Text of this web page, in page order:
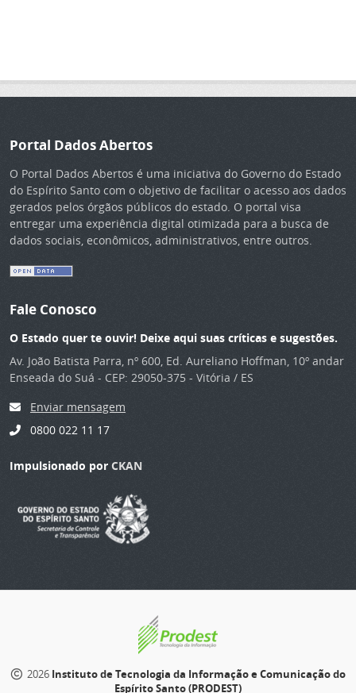
Portal Dados Abertos
O Portal Dados Abertos é uma iniciativa do Governo do Estado
do Espírito Santo com o objetivo de facilitar o acesso aos dados
gerados pelos órgãos públicos do estado. O portal visa
entregar uma experiência digital otimizada para a busca de
dados sociais, econômicos, administrativos, entre outros.
Fale Conosco
O Estado quer te ouvir! Deixe aqui suas críticas e sugestões.
Av. João Batista Parra, nº 600, Ed. Aureliano Hoffman, 10º andar
Enseada do Suá - CEP: 29050-375 - Vitória / ES
Enviar mensagem
0800 022 11 17
Impulsionado por CKAN
2026 Instituto de Tecnologia da Informação e Comunicação do
Espírito Santo (PRODEST)